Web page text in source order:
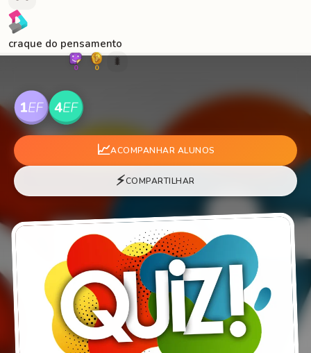
craque do pensamento
0 0 🐛
📈ACOMPANHAR ALUNOS
⚡COMPARTILHAR